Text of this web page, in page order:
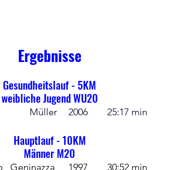
Ergebnisse
Gesundheitslauf - 5KM
weibliche Jugend WU20
Karla		Müller	2006	25:17 min
Hauptlauf - 10KM
Männer M20
🥇	Matteo	Geninazza 	1997	30:52 min